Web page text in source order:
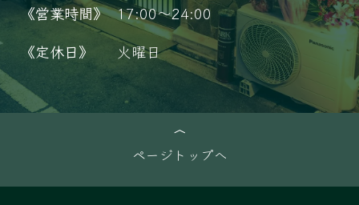
《営業時間》 17:00～24:00
《定休日》
火曜日
ページトップへ